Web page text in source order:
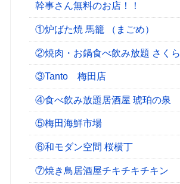
幹事さん無料のお店！！
①炉ばた焼 馬籠 （まごめ）
②焼肉・お鍋食べ飲み放題 さくら
③Tanto 梅田店
④食べ飲み放題居酒屋 琥珀の泉
⑤梅田海鮮市場
⑥和モダン空間 桜横丁
⑦焼き鳥居酒屋チキチキチキン